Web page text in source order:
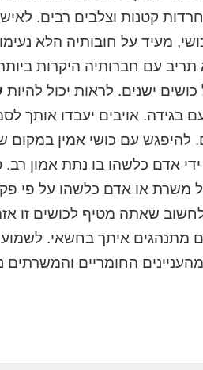
קטנות וצלבים רבים.
מעיד על חובותיה הלא
תריב עם חברותיה היקרות
ישנים. לראות יכול להיות
בגידה. אויבים יעבדו אותך
להיפגש עם כושי אמין במקום
אדם כלשהו בו נתת אמון רב.
או אדם כלשהו על פי
שאתה מטיף לכושים זו
מתנהגים איתך בחשאי.
החומריים והמשרתים